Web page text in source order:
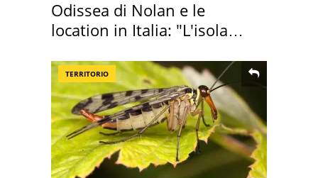
Odissea di Nolan e le
location in Italia: "L'isola
TERRITORIO